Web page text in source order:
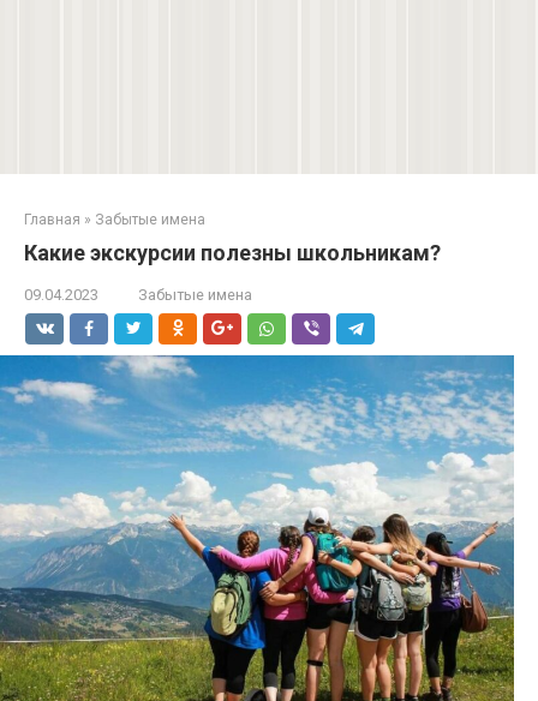
Главная » Забытые имена
Какие экскурсии полезны школьникам?
09.04.2023 Забытые имена